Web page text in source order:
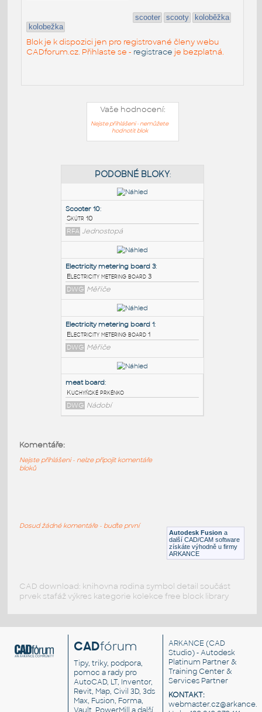
scooter scooty
koloběžka
kolobežka
Blok je k dispozici jen pro registrované členy webu
CADforum.cz. Přihlaste se - registrace je bezplatná.
Vaše hodnocení:
Nejste přihlášeni - nemůžete
hodnotit blok
PODOBNÉ BLOKY
Scooter 10:
Skútr 10
RFA Jednostopá
Electricity metering board 3:
Electricity metering board 3
DWG Měřiče
Kuchyňské prkénko
Autodesk Fusion a
další CAD/CAM software
získáte výhodně u firmy
ARKANCE
Komentáře:
Nejste přihlášeni - nelze připojit komentáře
bloků
Dosud žádné komentáře - buďte první
CAD download: knihovna rodina symbol detail součást
prvek stafáž výkres kategorie kolekce free block library
CADfórum
Tipy, triky, podpora,
pomoc a rady pro
AutoCAD, LT, Inventor,
Revit, Map, Civil 3D, 3ds
Max, Fusion, Forma,
ARKANCE (CAD
Studio) - Autodesk
Platinum Partner &
Training Center &
Services Partner
KONTAKT: